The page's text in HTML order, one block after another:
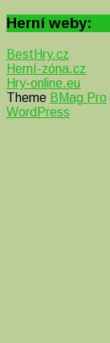
Herní weby:
BestHry.cz
Herní-zóna.cz
Hry-online.eu
Theme BMag Pro
WordPress